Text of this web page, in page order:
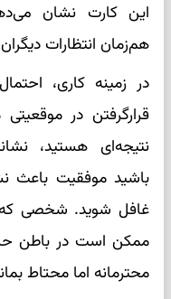
این کارت نشان
هم‌زمان انتظارات
در زمینه کاری،
قرارگرفتن در
نتیجه‌ای هستید،
باشید موفقیت باعث
غافل شوید. شخصی که
ممکن است در باطن
محترمانه اما محتاط